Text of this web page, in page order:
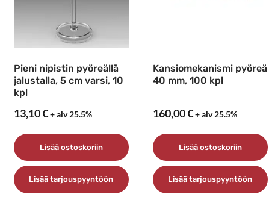
Pieni nipistin pyöreällä
jalustalla, 5 cm varsi, 10
kpl
13,10€+ alv 25.5%
Lisää ostoskoriin
Lisää tarjouspyyntöön
Kansiomekanismi pyöreä
40 mm, 100 kpl
160,00€+ alv 25.5%
Lisää ostoskoriin
Lisää tarjouspyyntöön